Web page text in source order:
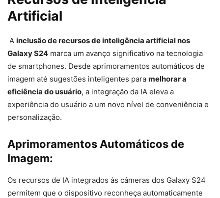
Artificial
A inclusão de recursos de inteligência artificial nos
Galaxy S24 marca um avanço significativo na tecnologia
de smartphones. Desde aprimoramentos automáticos de
imagem até sugestões inteligentes para melhorar a
eficiência do usuário, a integração da IA eleva a
experiência do usuário a um novo nível de conveniência e
personalização.
Aprimoramentos Automáticos de
Imagem:
Os recursos de IA integrados às câmeras dos Galaxy S24
permitem que o dispositivo reconheça automaticamente